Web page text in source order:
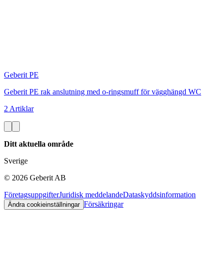
Geberit PE
Geberit PE rak anslutning med o-ringsmuff för vägghängd WC
2 Artiklar
Ditt aktuella område
Sverige
© 2026 Geberit AB
FöretagsuppgifterJuridisk meddelandeDataskyddsinformation
Ändra cookieinställningar Försäkringar